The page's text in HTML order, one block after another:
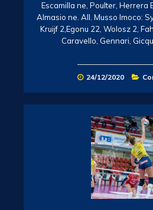
Escamilla ne, Poulter, Herrera
Almasio ne. All. Musso Imoco:
Kruijf 2,Egonu 22, Wolosz 2,
Caravello, Gennari,
24/12/2020